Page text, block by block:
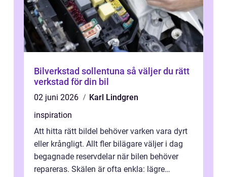
Bilverkstad sollentuna så väljer du rätt
verkstad för din bil
02 juni 2026
Karl Lindgren
inspiration
Att hitta rätt bildel behöver varken vara dyrt
eller krångligt. Allt fler bilägare väljer i dag
begagnade reservdelar när bilen behöver
repareras. Skälen är ofta enkla: lägre